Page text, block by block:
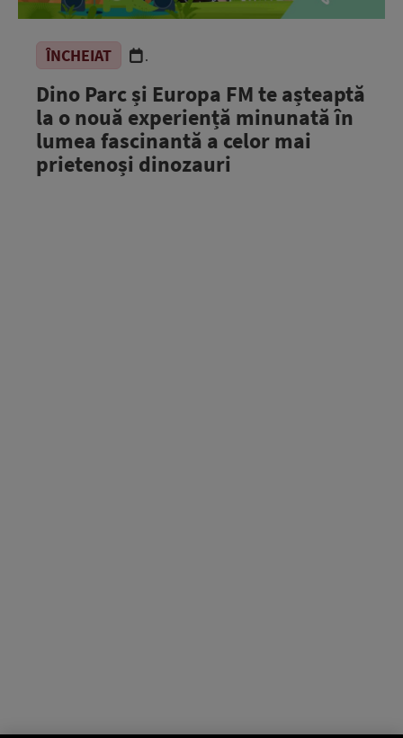
ÎNCHEIAT .
Dino Parc și Europa FM te așteaptă
la o nouă experiență minunată în
lumea fascinantă a celor mai
prietenoși dinozauri